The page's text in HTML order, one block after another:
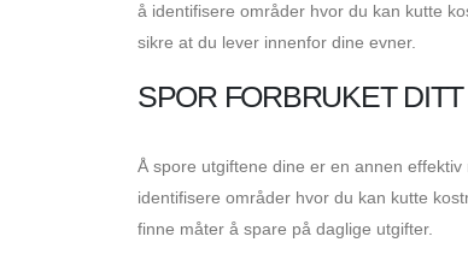
å identifisere områder hvor du kan kutte
sikre at du lever innenfor dine evner.
SPOR FORBRUKET DITT
Å spore utgiftene dine er en annen
identifisere områder hvor du kan kutte
finne måter å spare på daglige utgifter.